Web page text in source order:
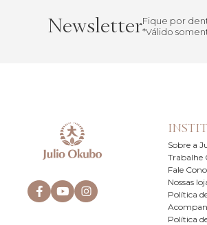
NewsletterFique por
*Válido
Sobre a
Trabalhe
Fale
Nossas
Política
Política